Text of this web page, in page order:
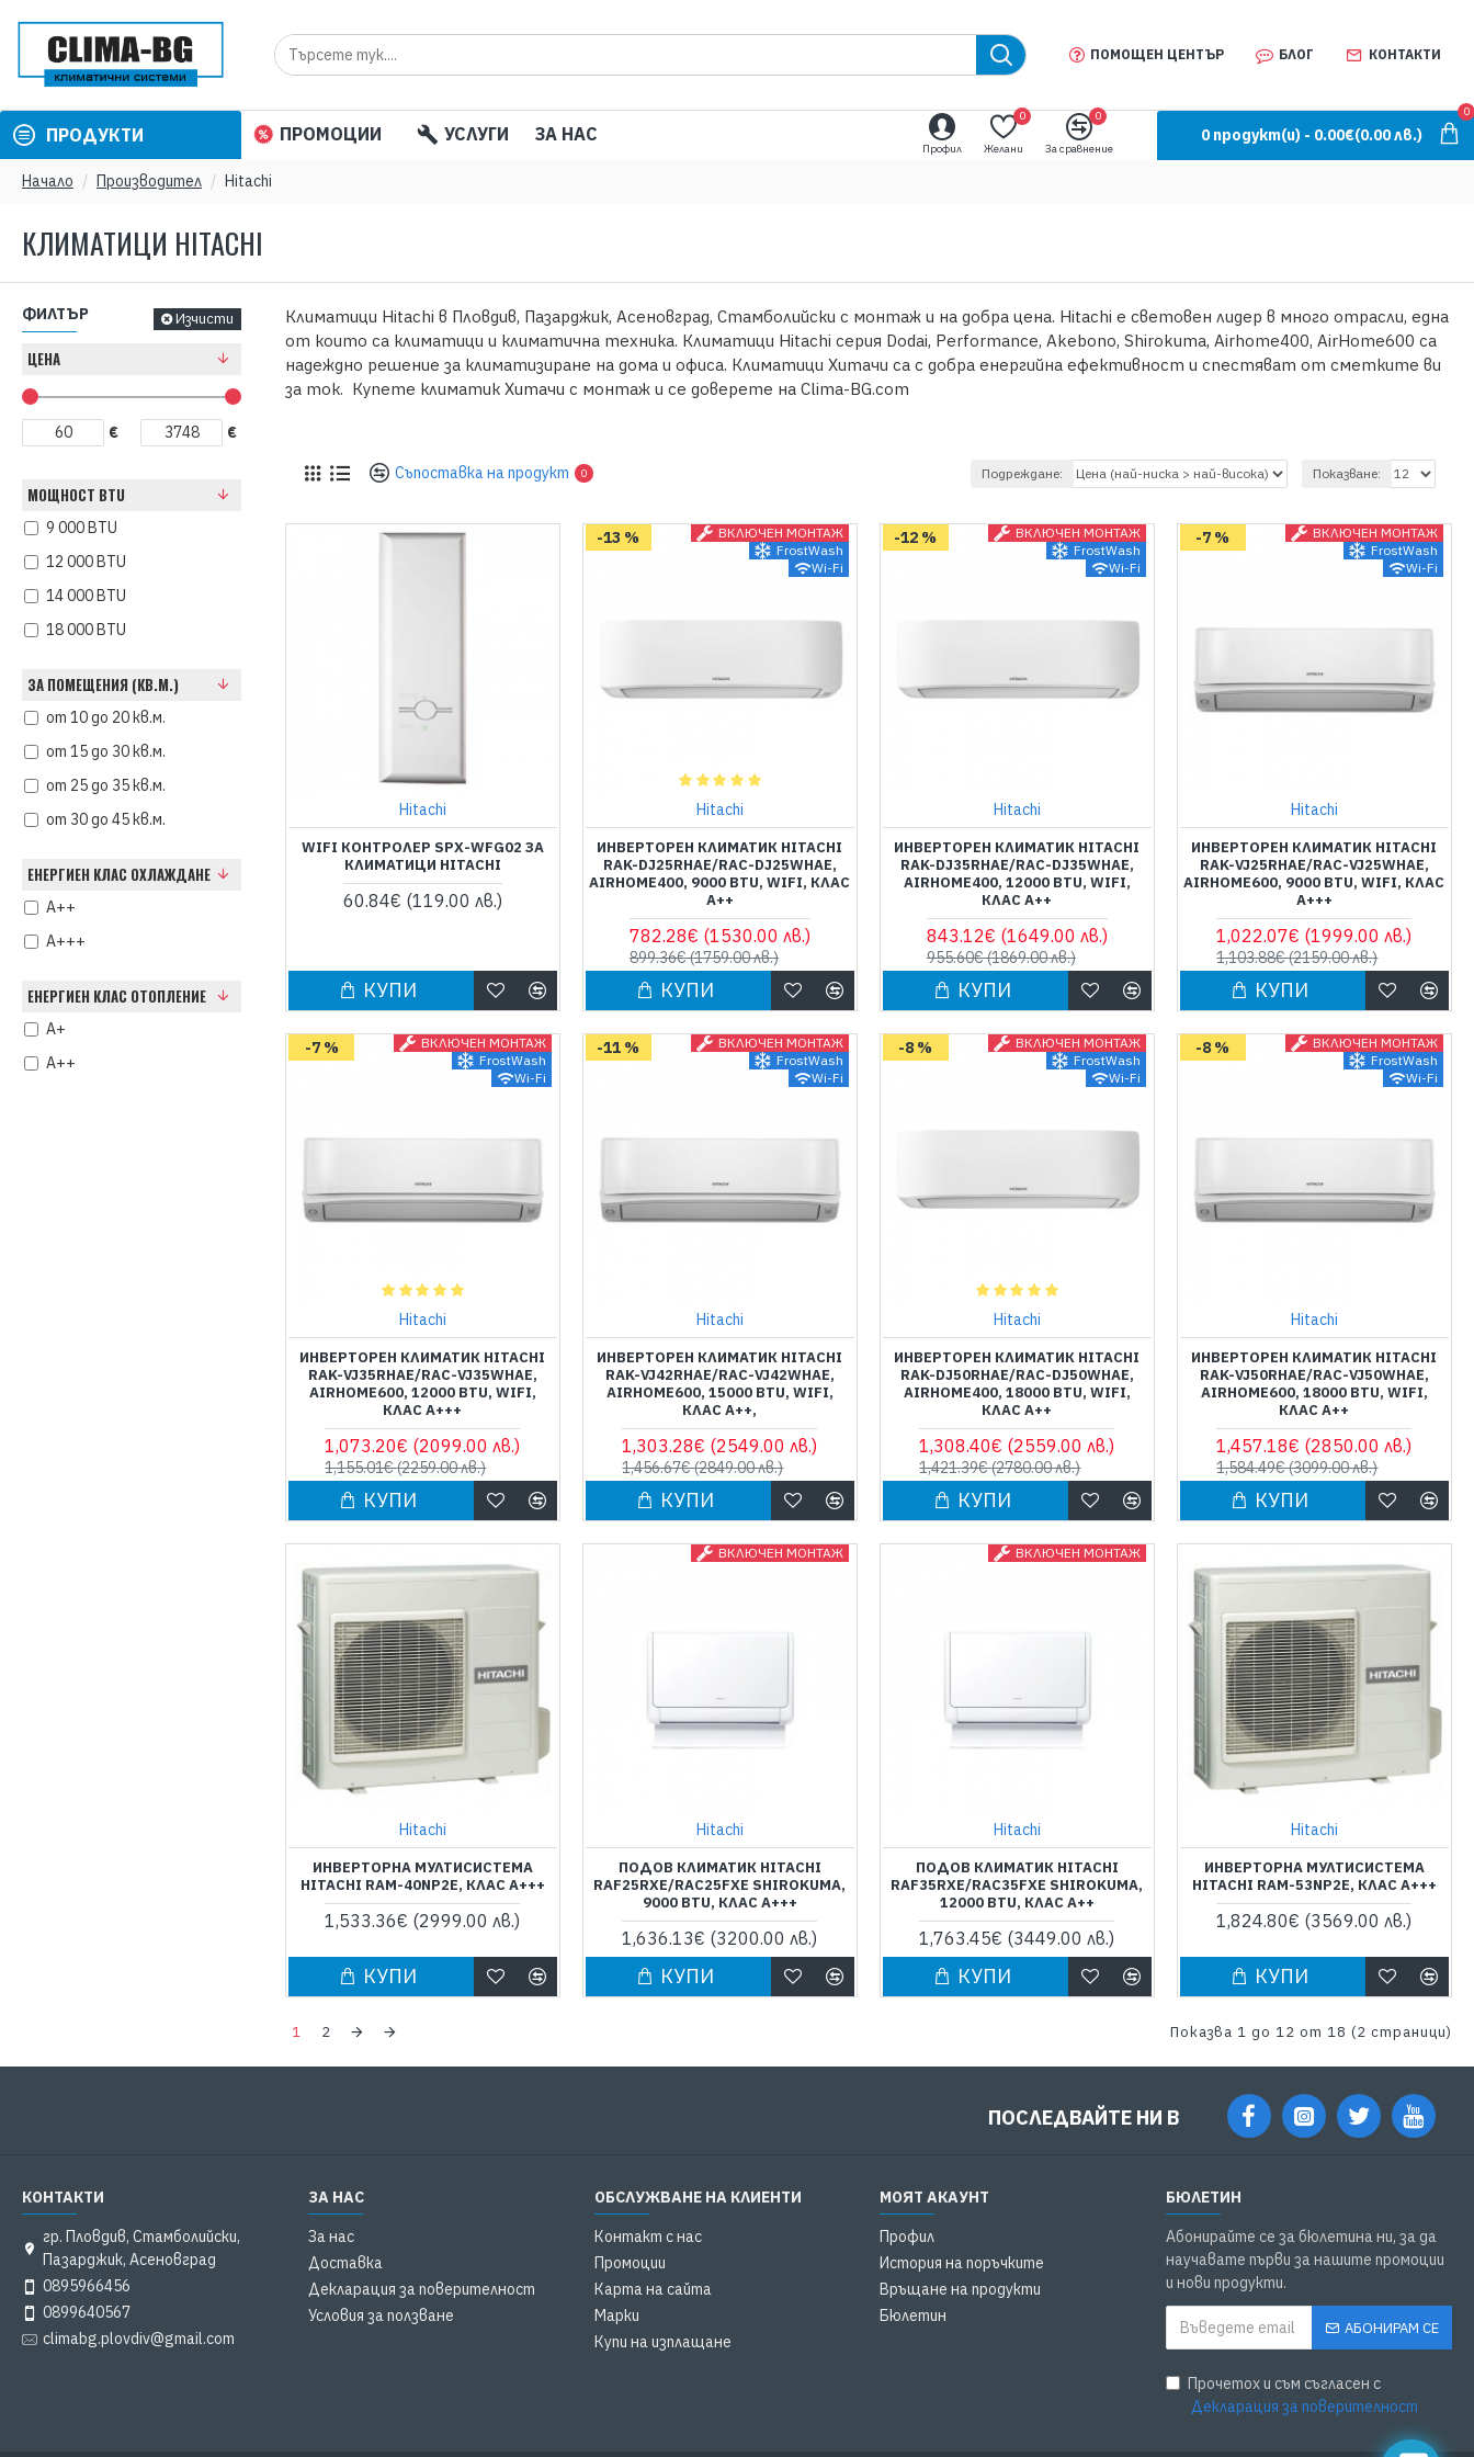
ПОМОЩЕН ЦЕНТЪР БЛОГ КОНТАКТИ
ПРОДУКТИ ПРОМОЦИИ УСЛУГИ ЗА НАС
Профил Желани
0
За сравнение
0
0 продукт(и) - 0.00€(0.00 лв.)
0
Начало Производител Hitachi
КЛИМАТИЦИ HITACHI
ФИЛТЪР Изчисти
ЦЕНА
€ €
МОЩНОСТ BTU
9 000 BTU
12 000 BTU
14 000 BTU
18 000 BTU
ЕНЕРГИЕН КЛАС ОТОПЛЕНИЕ
A+
A++
ЕНЕРГИЕН КЛАС ОХЛАЖДАНЕ
A++
A+++
ЗА ПОМЕЩЕНИЯ (КВ.М.)
от 10 до 20 кв.м.
от 15 до 30 кв.м.
от 25 до 35 кв.м.
от 30 до 45 кв.м.
Климатици Hitachi в Пловдив, Пазарджик, Асеновград, Стамболийски с монтаж и на добра цена. Hitachi е световен лидер в много отрасли, една
от които са климатици и климатична техника. Климатици Hitachi серия Dodai, Performance, Akebono, Shirokuma, Airhome400, AirHome600 са
надеждно решение за климатизиране на дома и офиса. Климатици Хитачи са с добра енергийна ефективност и спестяват от сметките ви
за ток. Купете климатик Хитачи с монтаж и се доверете на Clima-BG.com
Съпоставка на продукт 0 Подреждане: Показване:
Hitachi
WIFI КОНТРОЛЕР SPX-WFG02 ЗА
КЛИМАТИЦИ HITACHI
60.84€ (119.00 лв.)
КУПИ
FrostWash
ВКЛЮЧЕН МОНТАЖ
Wi-Fi
-13 %
Hitachi
ИНВЕРТОРЕН КЛИМАТИК HITACHI
RAK-DJ25RHAE/RAC-DJ25WHAE,
AIRHOME400, 9000 BTU, WIFI, КЛАС
А++
782.28€ (1530.00 лв.)
899.36€(1759.00 лв.)
КУПИ
FrostWash
ВКЛЮЧЕН МОНТАЖ
Wi-Fi
-12 %
Hitachi
ИНВЕРТОРЕН КЛИМАТИК HITACHI
RAK-DJ35RHAE/RAC-DJ35WHAE,
AIRHOME400, 12000 BTU, WIFI,
КЛАС А++
843.12€ (1649.00 лв.)
955.60€(1869.00 лв.)
КУПИ
FrostWash
ВКЛЮЧЕН МОНТАЖ
Wi-Fi
-7 %
Hitachi
ИНВЕРТОРЕН КЛИМАТИК HITACHI
RAK-VJ25RHAE/RAC-VJ25WHAE,
AIRHOME600, 9000 BTU, WIFI, КЛАС
А+++
1,022.07€ (1999.00 лв.)
1,103.88€(2159.00 лв.)
КУПИ
FrostWash
ВКЛЮЧЕН МОНТАЖ
Wi-Fi
-7 %
Hitachi
ИНВЕРТОРЕН КЛИМАТИК HITACHI
RAK-VJ35RHAE/RAC-VJ35WHAE,
AIRHOME600, 12000 BTU, WIFI,
КЛАС А+++
1,073.20€ (2099.00 лв.)
1,155.01€(2259.00 лв.)
КУПИ
FrostWash
ВКЛЮЧЕН МОНТАЖ
Wi-Fi
-11 %
Hitachi
ИНВЕРТОРЕН КЛИМАТИК HITACHI
RAK-VJ42RHAE/RAC-VJ42WHAE,
AIRHOME600, 15000 BTU, WIFI,
КЛАС А++,
1,303.28€ (2549.00 лв.)
1,456.67€(2849.00 лв.)
КУПИ
FrostWash
Wi-Fi
ВКЛЮЧЕН МОНТАЖ
-8 %
Hitachi
ИНВЕРТОРЕН КЛИМАТИК HITACHI
RAK-DJ50RHAE/RAC-DJ50WHAE,
AIRHOME400, 18000 BTU, WIFI,
КЛАС А++
1,308.40€ (2559.00 лв.)
1,421.39€(2780.00 лв.)
КУПИ
FrostWash
ВКЛЮЧЕН МОНТАЖ
Wi-Fi
-8 %
Hitachi
ИНВЕРТОРЕН КЛИМАТИК HITACHI
RAK-VJ50RHAE/RAC-VJ50WHAE,
AIRHOME600, 18000 BTU, WIFI,
КЛАС А++
1,457.18€ (2850.00 лв.)
1,584.49€(3099.00 лв.)
КУПИ
Hitachi
ИНВЕРТОРНА МУЛТИСИСТЕМА
HITACHI RAM-40NP2E, КЛАС А+++
1,533.36€ (2999.00 лв.)
КУПИ
ВКЛЮЧЕН МОНТАЖ
Hitachi
ПОДОВ КЛИМАТИК HITACHI
RAF25RXE/RAC25FXE SHIROKUMA,
9000 BTU, КЛАС A+++
1,636.13€ (3200.00 лв.)
КУПИ
ВКЛЮЧЕН МОНТАЖ
Hitachi
ПОДОВ КЛИМАТИК HITACHI
RAF35RXE/RAC35FXE SHIROKUMA,
12000 BTU, КЛАС A++
1,763.45€ (3449.00 лв.)
КУПИ
Hitachi
ИНВЕРТОРНА МУЛТИСИСТЕМА
HITACHI RAM-53NP2E, КЛАС А+++
1,824.80€ (3569.00 лв.)
КУПИ
1 2 Показва 1 до 12 от 18 (2 страници)
ПОСЛЕДВАЙТЕ НИ В
КОНТАКТИ
гр. Пловдив, Стамболийски,
Пазарджик, Асеновград
0895966456
0899640567
climabg.plovdiv@gmail.com
ЗА НАС
За нас
Доставка
Декларация за поверителност
Условия за ползване
ОБСЛУЖВАНЕ НА КЛИЕНТИ
Контакт с нас
Промоции
Карта на сайта
Марки
Купи на изплащане
МОЯТ АКАУНТ
Профил
История на поръчките
Връщане на продукти
Бюлетин
БЮЛЕТИН
Абонирайте се за бюлетина ни, за да
научавате първи за нашите промоции
и нови продукти.
АБОНИРАМ СЕ
Прочетох и съм съгласен с
Декларация за поверителност